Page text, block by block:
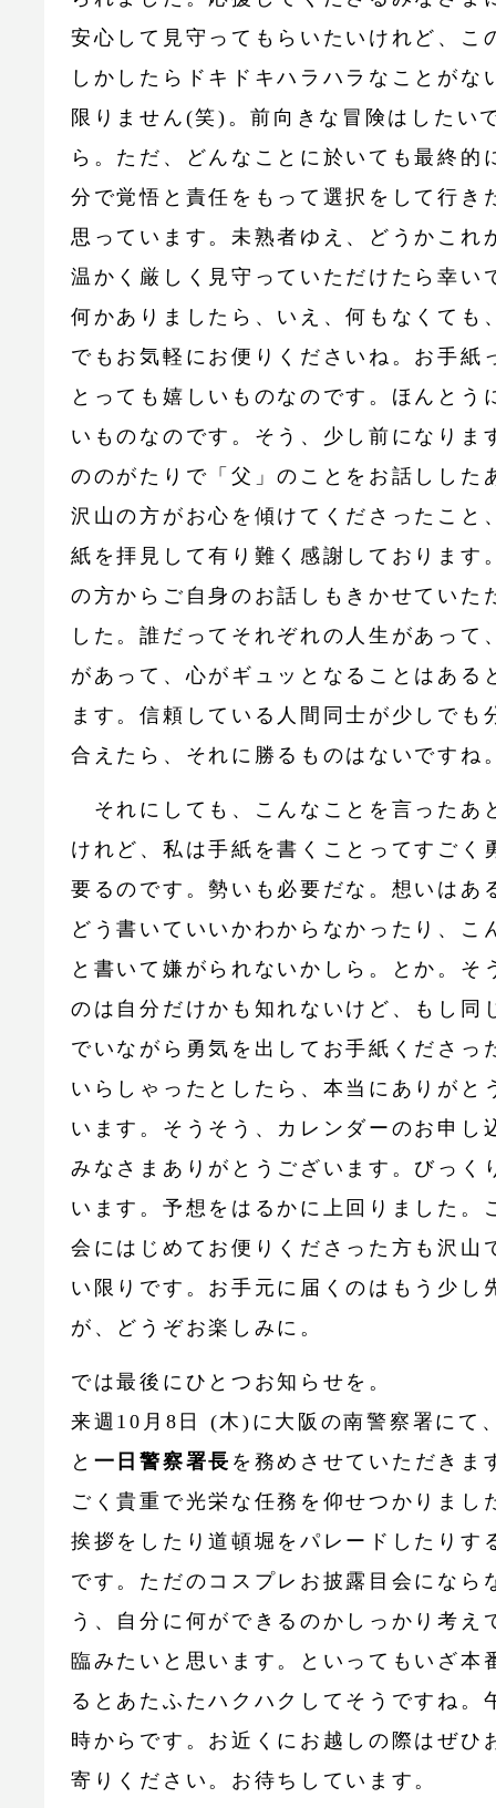
安心して見守ってもらいたいけれど、こ
しかしたらドキドキハラハラなことがな
限りません(笑)。前向きな冒険はしたい
ら。ただ、どんなことに於いても最終的
分で覚悟と責任をもって選択をして行き
思っています。未熟者ゆえ、どうかこれ
温かく厳しく見守っていただけたら幸い
何かありましたら、いえ、何もなくても
でもお気軽にお便りくださいね。お手紙
とっても嬉しいものなのです。ほんとう
いものなのです。そう、少し前になりま
ののがたりで「父」のことをお話しした
沢山の方がお心を傾けてくださったこと
紙を拝見して有り難く感謝しております
の方からご自身のお話しもきかせていた
した。誰だってそれぞれの人生があって
があって、心がギュッとなることはある
ます。信頼している人間同士が少しでも
合えたら、それに勝るものはないですね
それにしても、こんなことを言ったあ
けれど、私は手紙を書くことってすごく
要るのです。勢いも必要だな。想いはあ
どう書いていいかわからなかったり、こ
と書いて嫌がられないかしら。とか。そ
のは自分だけかも知れないけど、もし同
でいながら勇気を出してお手紙くださっ
いらしゃったとしたら、本当にありがと
います。そうそう、カレンダーのお申し
みなさまありがとうございます。びっく
います。予想をはるかに上回りました。
会にはじめてお便りくださった方も沢山
い限りです。お手元に届くのはもう少し
が、どうぞお楽しみに。
では最後にひとつお知らせを。
来週10月8日 (木)に大阪の南警察署にて
と 一日警察署長 を務めさせていただきま
ごく貴重で光栄な任務を仰せつかりまし
挨拶をしたり道頓堀をパレードしたりす
です。ただのコスプレお披露目会になら
う、自分に何ができるのかしっかり考え
臨みたいと思います。といってもいざ本
るとあたふたハクハクしてそうですね。
時からです。お近くにお越しの際はぜひ
寄りください。お待ちしています。